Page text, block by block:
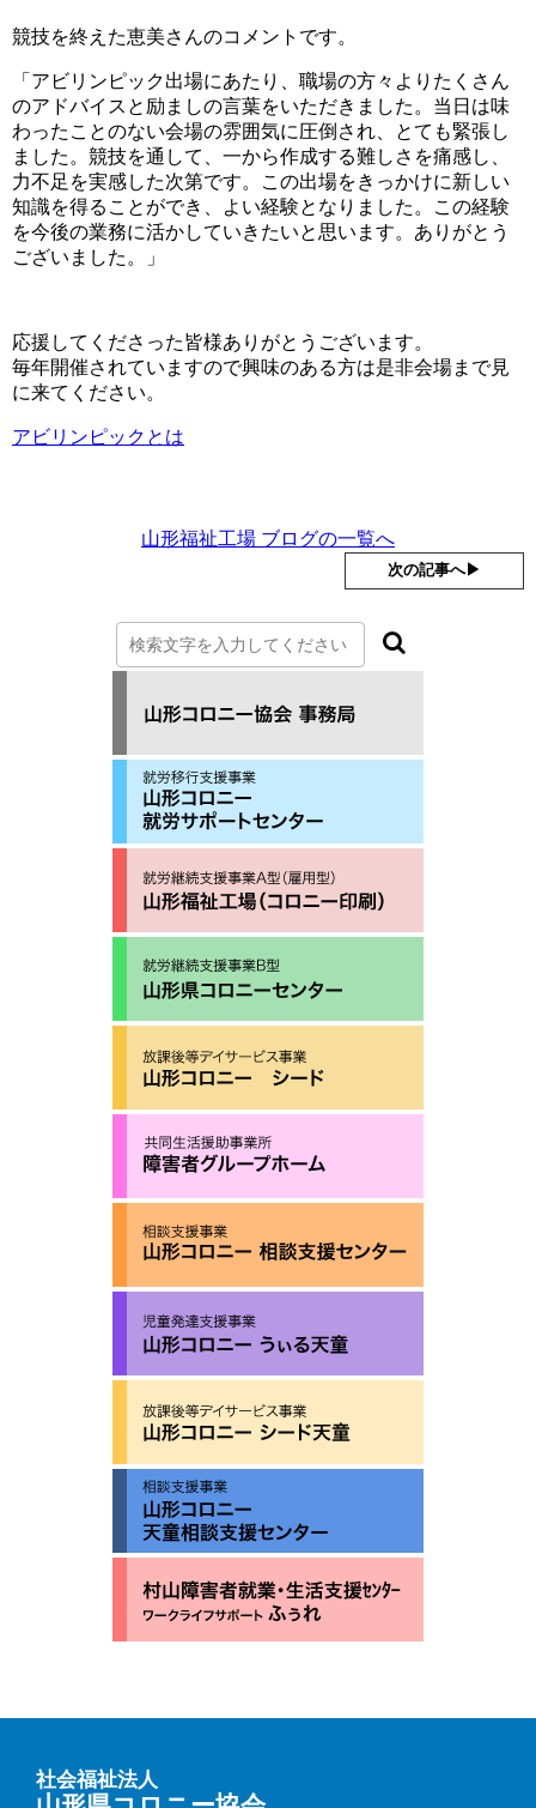
競技を終えた恵美さんのコメントです。
「アビリンピック出場にあたり、職場の方々よりたくさん
のアドバイスと励ましの言葉をいただきました。当日は味
わったことのない会場の雰囲気に圧倒され、とても緊張し
ました。競技を通して、一から作成する難しさを痛感し、
力不足を実感した次第です。この出場をきっかけに新しい
知識を得ることができ、よい経験となりました。この経験
を今後の業務に活かしていきたいと思います。ありがとう
ございました。」
応援してくださった皆様ありがとうございます。
毎年開催されていますので興味のある方は是非会場まで見
に来てください。
アビリンピックとは
山形福祉工場 ブログの一覧へ
次の記事へ▶︎
社会福祉法人